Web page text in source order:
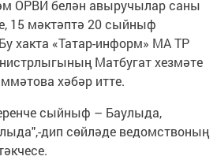
ОРВИ белән авыручылар саны
15 мәктәптә 20 сыйныф
хакта «Татар-информ» МА ТР
Матбугат хезмәте
хәбәр итте.
сыйныф – Баулыда,
дип сөйләде ведомствоның